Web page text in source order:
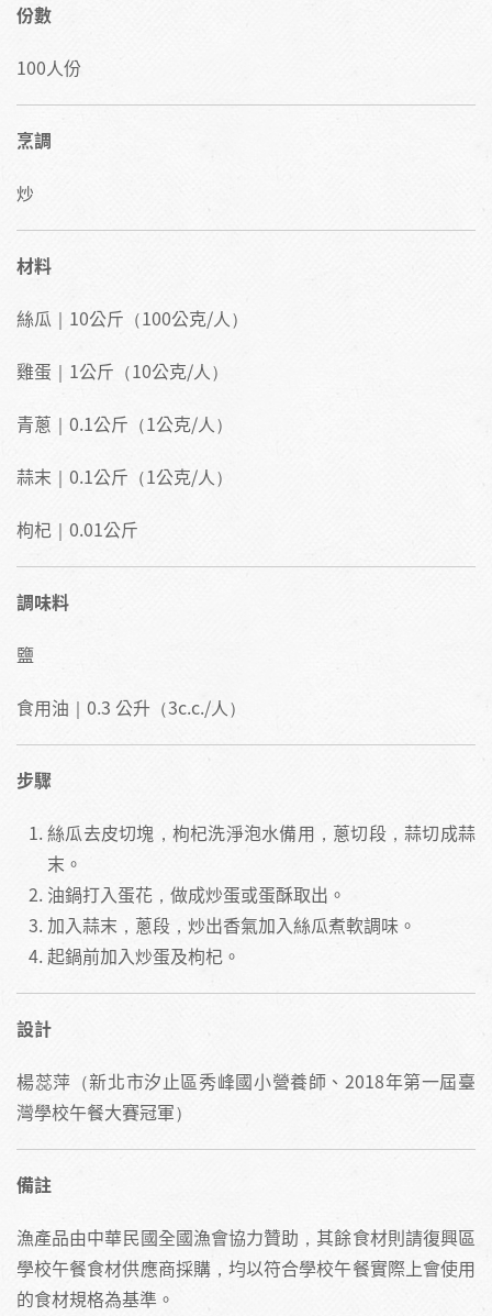
份數
100人份
烹調
炒
材料
絲瓜｜10公斤（100公克/人）
雞蛋｜1公斤（10公克/人）
青蔥｜0.1公斤（1公克/人）
蒜末｜0.1公斤（1公克/人）
枸杞｜0.01公斤
調味料
鹽
食用油｜0.3 公升（3c.c./人）
步驟
絲瓜去皮切塊，枸杞洗淨泡水備用，蔥切段，蒜切成蒜
末。
油鍋打入蛋花，做成炒蛋或蛋酥取出。
加入蒜末，蔥段，炒出香氣加入絲瓜煮軟調味。
起鍋前加入炒蛋及枸杞。
設計
楊蕊萍（新北市汐止區秀峰國小營養師、2018年第一屆臺
灣學校午餐大賽冠軍）
備註
漁產品由中華民國全國漁會協力贊助，其餘食材則請復興區
學校午餐食材供應商採購，均以符合學校午餐實際上會使用
的食材規格為基準。